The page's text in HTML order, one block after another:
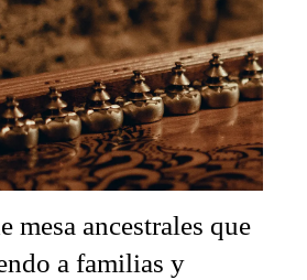
mesa ancestrales que
a familias y